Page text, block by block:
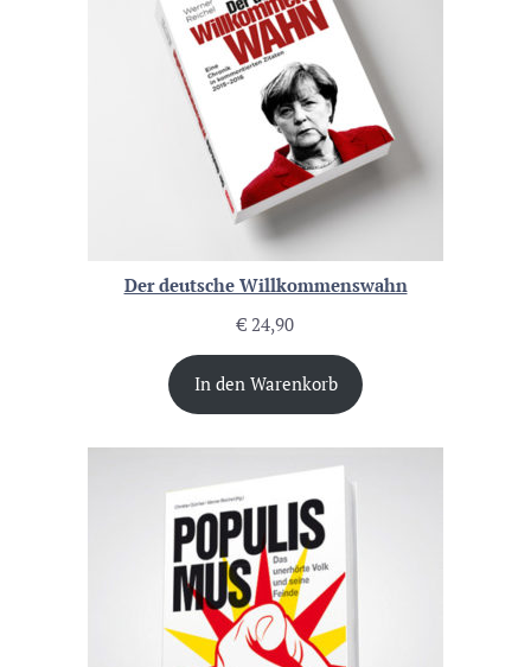
Der deutsche Willkommenswahn
€ 24,90
In den Warenkorb